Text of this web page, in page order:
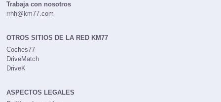
Trabaja con nosotros
rrhh@km77.com
OTROS SITIOS DE LA RED KM77
Coches77
DriveMatch
DriveK
ASPECTOS LEGALES